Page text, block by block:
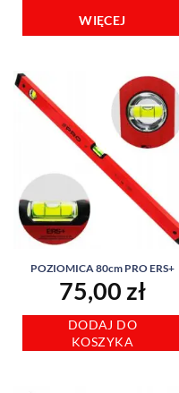
WIĘCEJ
POZIOMICA 80cm PRO ERS+
75,00 zł
DODAJ DO
KOSZYKA